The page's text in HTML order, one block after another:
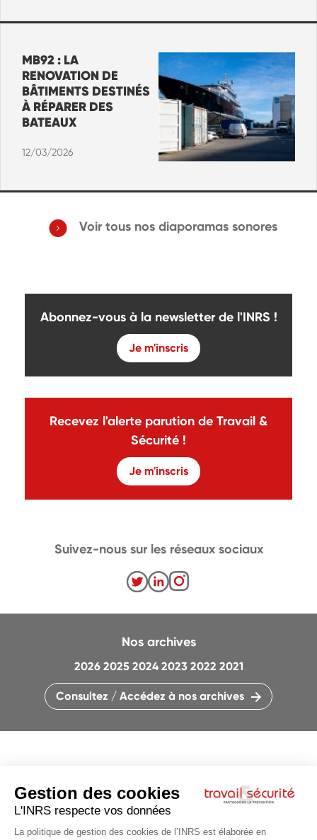
MB92 : LA
RENOVATION DE
BÂTIMENTS DESTINÉS
À RÉPARER DES
BATEAUX
12/03/2026
Voir tous nos diaporamas sonores
Abonnez-vous à la newsletter de l'INRS !
Je m'inscris
Recevez l'alerte parution de Travail &
Sécurité !
Je m'inscris
QUI SOMMES-NOUS ?
MENTIONS LÉGALES
PLAN DU SITE
Nos archives
2026 2025 2024 2023 2022 2021
Consultez / Accédez à nos archives
Suivez-nous sur les réseaux sociaux